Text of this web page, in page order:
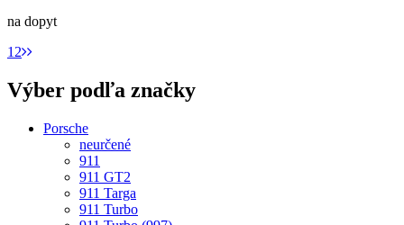
na dopyt
12
Výber podľa značky
Porsche
neurčené
911
911 GT2
911 Targa
911 Turbo